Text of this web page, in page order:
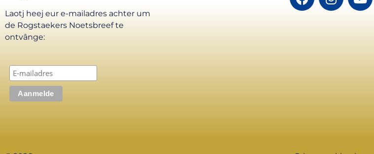
Laotj heej eur e-mailadres achter um
de Rogstaekers Noetsbreef te
ontvânge: